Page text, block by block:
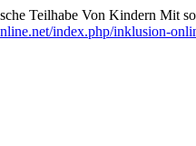
Teilhabe Von Kindern Mit
index.php/inklusion-